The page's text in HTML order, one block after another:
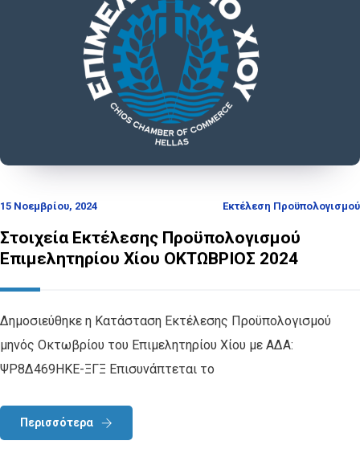
15 Νοεμβρίου, 2024 Εκτέλεση Προϋπολογισμού
Στοιχεία Εκτέλεσης Προϋπολογισμού
Επιμελητηρίου Χίου ΟΚΤΩΒΡΙΟΣ 2024
Δημοσιεύθηκε η Κατάσταση Εκτέλεσης Προϋπολογισμού
μηνός Οκτωβρίου του Επιμελητηρίου Χίου με ΑΔΑ:
ΨΡ8Δ469ΗΚΕ-ΞΓΞ Επισυνάπτεται το
Περισσότερα